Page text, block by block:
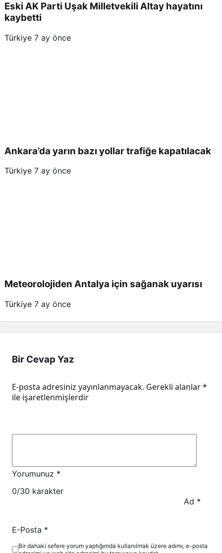
Eski AK Parti Uşak Milletvekili Altay hayatını
kaybetti
Türkiye 7 ay önce
Ankara’da yarın bazı yollar trafiğe kapatılacak
Türkiye 7 ay önce
Meteorolojiden Antalya için sağanak uyarısı
Türkiye 7 ay önce
Bir Cevap Yaz
E-posta adresiniz yayınlanmayacak. Gerekli alanlar*
ile işaretlenmişlerdir
Yorumunuz *
0/30 karakter
Ad *
E-Posta *
Bir dahaki sefere yorum yaptığımda kullanılmak üzere adımı, e-posta